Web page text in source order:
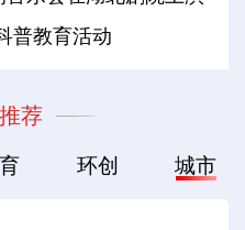
普教育活动
荐
环创 城市